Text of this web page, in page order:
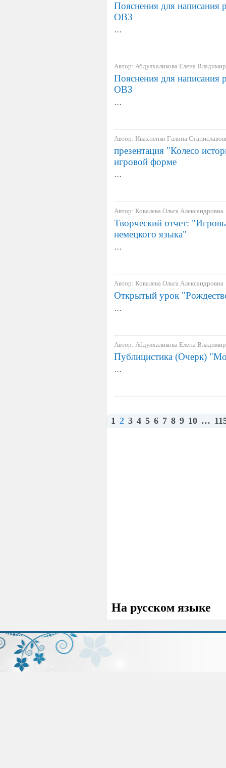
Пояснения для написания
ОВЗ
…
Автор: Абдулхаликова Елена
Пояснения для написания
ОВЗ
…
Автор: Ивахненко Галина
презентация "Колесо
игровой форме
…
Автор: Ковалева Ольга Александровна
Творческий отчет:
немецкого языка"
…
Автор: Ковалева Ольга Александровна
Открытый урок
…
Автор: Абдулхаликова Елена
Публицистика (Очерк)
…
1 2 3 4 5 6 7 8 9 10 …
На русском языке